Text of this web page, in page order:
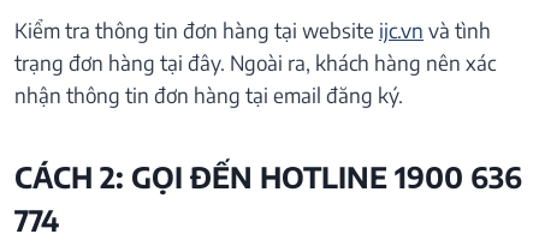
Kiểm tra thông tin đơn hàng tại website ijc.vn và tình
trạng đơn hàng tại đây. Ngoài ra, khách hàng nên xác
nhận thông tin đơn hàng tại email đăng ký.
CÁCH 2: GỌI ĐẾN HOTLINE 1900 636
774